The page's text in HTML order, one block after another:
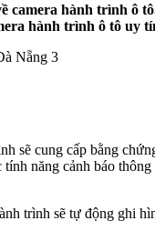
camera hành trình ô
hành trình ô tô uy
sẽ cung cấp bằng
năng cảnh báo
trình sẽ tự động ghi